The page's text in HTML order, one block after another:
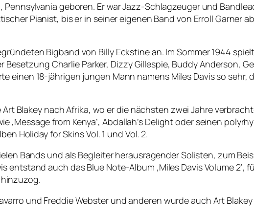
geboren. Er war Jazz-Schlagzeuger und
Pianist, bis er in seiner eigenen Band von Erroll Garner
Bigband von Billy Eckstine an. Im Sommer 1944
Besetzung Charlie Parker, Dizzy Gillespie, Buddy Anderson,
einen 18-jährigen jungen Mann namens Miles Davis so
Blakey nach Afrika, wo er die nächsten zwei Jahre
from Kenya‘, Abdallah’s Delight oder seinen
Holiday for Skins Vol. 1 und Vol. 2.
Bands und als Begleiter herausragender Solisten, zum
entstand auch das Blue Note-Album ‚Miles Davis Volume 2‘,
und Freddie Webster und anderen wurde auch Art